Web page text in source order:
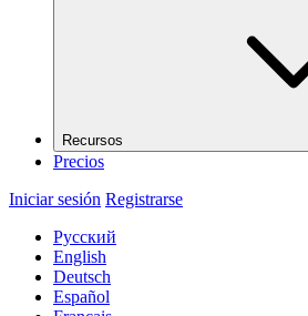
Recursos
Precios
Iniciar sesión Registrarse
Русский
English
Deutsch
Español